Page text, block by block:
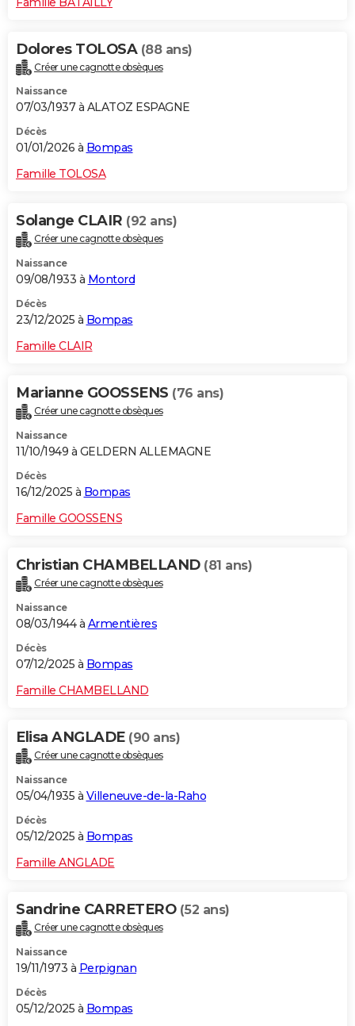
Dolores TOLOSA (88 ans)
Créer une cagnotte obsèques
Naissance
07/03/1937 à ALATOZ ESPAGNE
Décès
01/01/2026 à Bompas
Famille TOLOSA
Solange CLAIR (92 ans)
Créer une cagnotte obsèques
Naissance
09/08/1933 à Montord
Décès
23/12/2025 à Bompas
Famille CLAIR
Marianne GOOSSENS (76 ans)
Créer une cagnotte obsèques
Naissance
11/10/1949 à GELDERN ALLEMAGNE
Décès
16/12/2025 à Bompas
Famille GOOSSENS
Christian CHAMBELLAND (81 ans)
Créer une cagnotte obsèques
Naissance
08/03/1944 à Armentières
Décès
07/12/2025 à Bompas
Famille CHAMBELLAND
Elisa ANGLADE (90 ans)
Créer une cagnotte obsèques
Naissance
05/04/1935 à Villeneuve-de-la-Raho
Décès
05/12/2025 à Bompas
Famille ANGLADE
Sandrine CARRETERO (52 ans)
Créer une cagnotte obsèques
Naissance
19/11/1973 à Perpignan
Décès
05/12/2025 à Bompas